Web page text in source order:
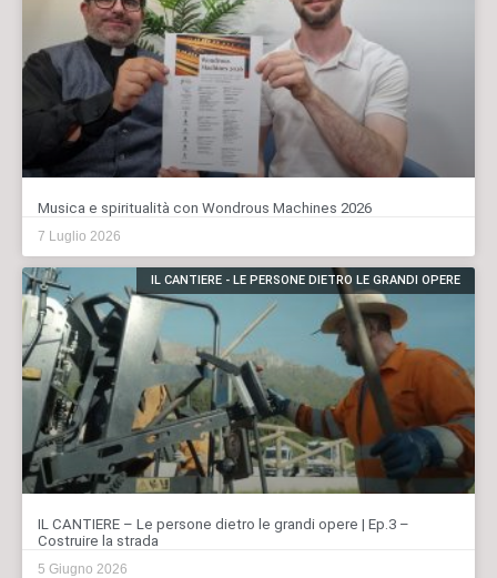
Musica e spiritualità con Wondrous Machines 2026
7 Luglio 2026
IL CANTIERE - LE PERSONE DIETRO LE GRANDI OPERE
IL CANTIERE – Le persone dietro le grandi opere | Ep.3 –
Costruire la strada
5 Giugno 2026